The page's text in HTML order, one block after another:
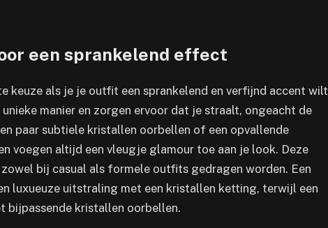
een sprankelend effect
keuze als je je outfit een sprankelend en verfijnd accent wilt
manier en zorgen ervoor dat je straalt, ongeacht de
paar subtiele kristallen oorbellen of een opvallende
voegen altijd een vleugje glamour toe aan je look. Deze
bij casual als formele outfits gedragen worden. Een
luxueuze uitstraling met een kristallen ketting, terwijl een
bijpassende kristallen oorbellen.